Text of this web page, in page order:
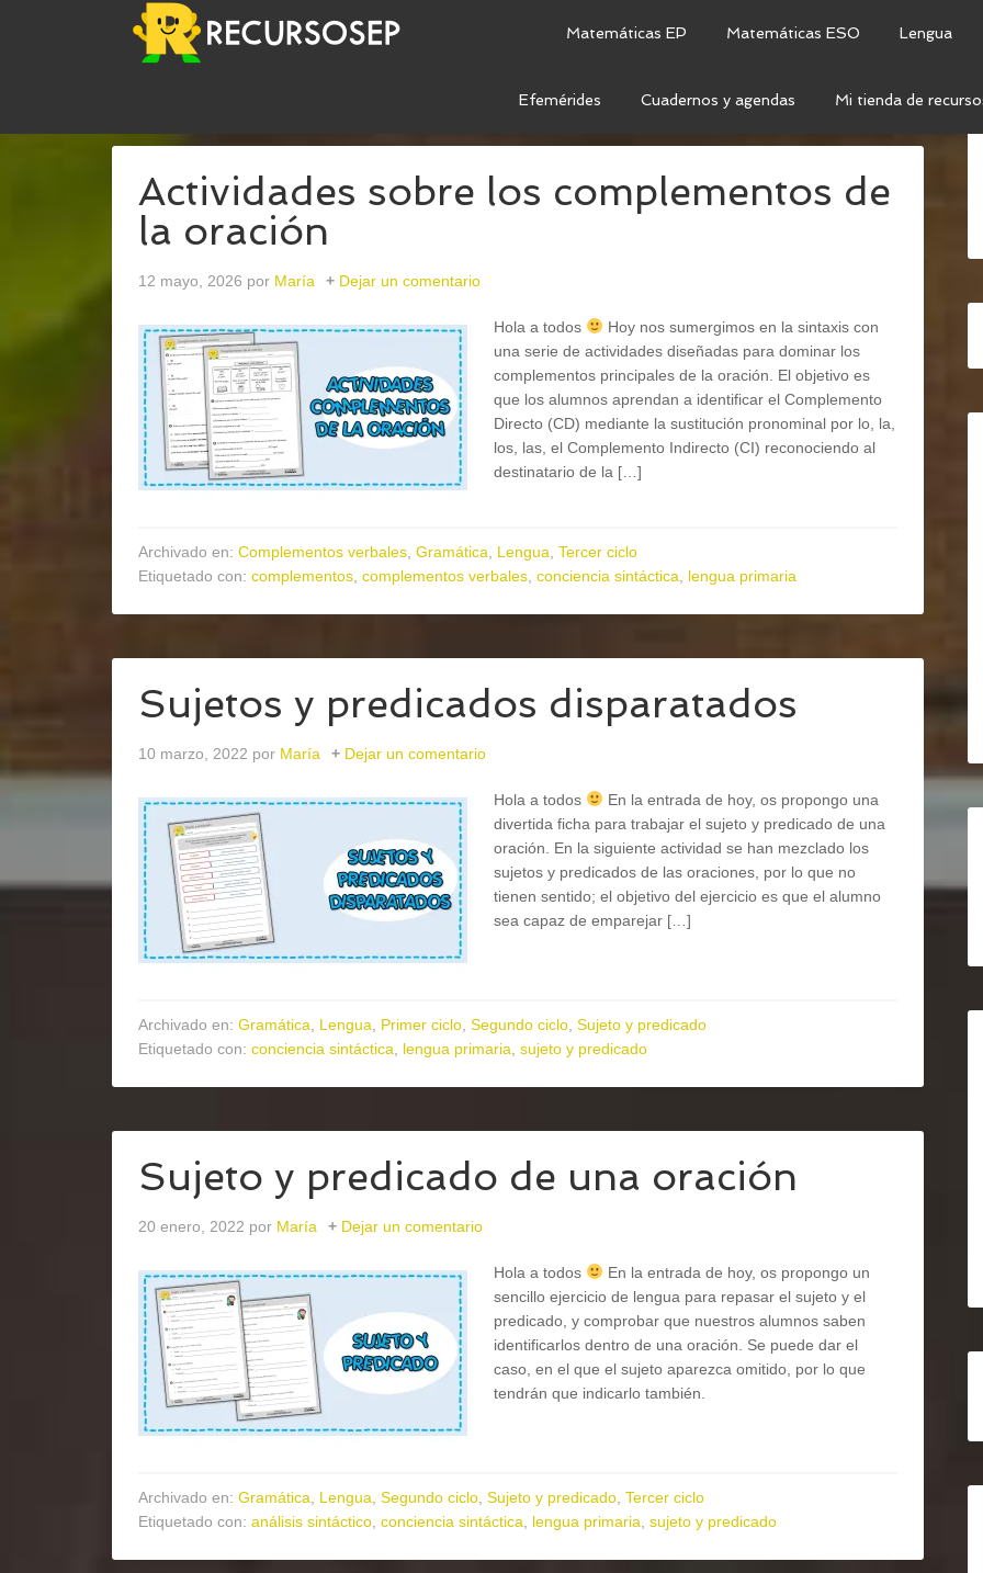
Matemáticas EP Matemáticas ESO Lengua
Efemérides Cuadernos y agendas Mi tienda de
Actividades sobre los complementos de
la oración
12 mayo, 2026 por María Dejar un comentario
Hola a todos
Hoy nos sumergimos en la sintaxis con
una serie de actividades diseñadas para dominar los
complementos principales de la oración. El objetivo es
que los alumnos aprendan a identificar el Complemento
Directo (CD) mediante la sustitución pronominal por lo, la,
los, las, el Complemento Indirecto (CI) reconociendo al
destinatario de la […]
Archivado en: Complementos verbales Gramática Lengua Tercer ciclo
Etiquetado con: complementos complementos verbales conciencia sintáctica lengua primaria
Sujetos y predicados disparatados
10 marzo, 2022 por María Dejar un comentario
Hola a todos
En la entrada de hoy, os propongo una
divertida ficha para trabajar el sujeto y predicado de una
oración. En la siguiente actividad se han mezclado los
sujetos y predicados de las oraciones, por lo que no
tienen sentido; el objetivo del ejercicio es que el alumno
sea capaz de emparejar […]
Archivado en: Gramática Lengua Primer ciclo Segundo ciclo Sujeto y predicado
Etiquetado con: conciencia sintáctica lengua primaria sujeto y predicado
Sujeto y predicado de una oración
20 enero, 2022 por María Dejar un comentario
Hola a todos
En la entrada de hoy, os propongo un
sencillo ejercicio de lengua para repasar el sujeto y el
predicado, y comprobar que nuestros alumnos saben
identificarlos dentro de una oración. Se puede dar el
caso, en el que el sujeto aparezca omitido, por lo que
tendrán que indicarlo también.
Archivado en: Gramática Lengua Segundo ciclo Sujeto y predicado Tercer ciclo
Etiquetado con: análisis sintáctico conciencia sintáctica lengua primaria sujeto y predicado